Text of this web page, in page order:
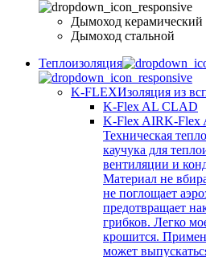
Дымоход керамический
Дымоход стальной
Теплоизоляция
K-FLEXИзоляция из
K-Flex AL CLAD
K-Flex AIRK-Flex
Техническая
каучука для
вентиляции и
Материал не
не поглощает
предотвращает
грибков. Легко
крошится.
может